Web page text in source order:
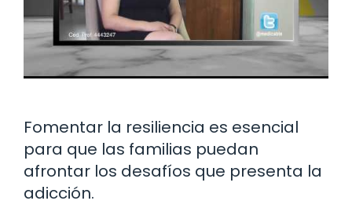
Fomentar la resiliencia es esencial
para que las familias puedan
afrontar los desafíos que presenta la
adicción.